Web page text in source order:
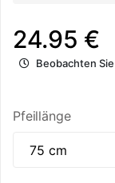
24.95 €
Beobachten
Pfeillänge